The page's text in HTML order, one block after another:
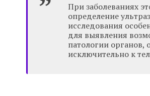
При заболеваниях
определение
исследования
для выявления
патологии органов,
исключительно к